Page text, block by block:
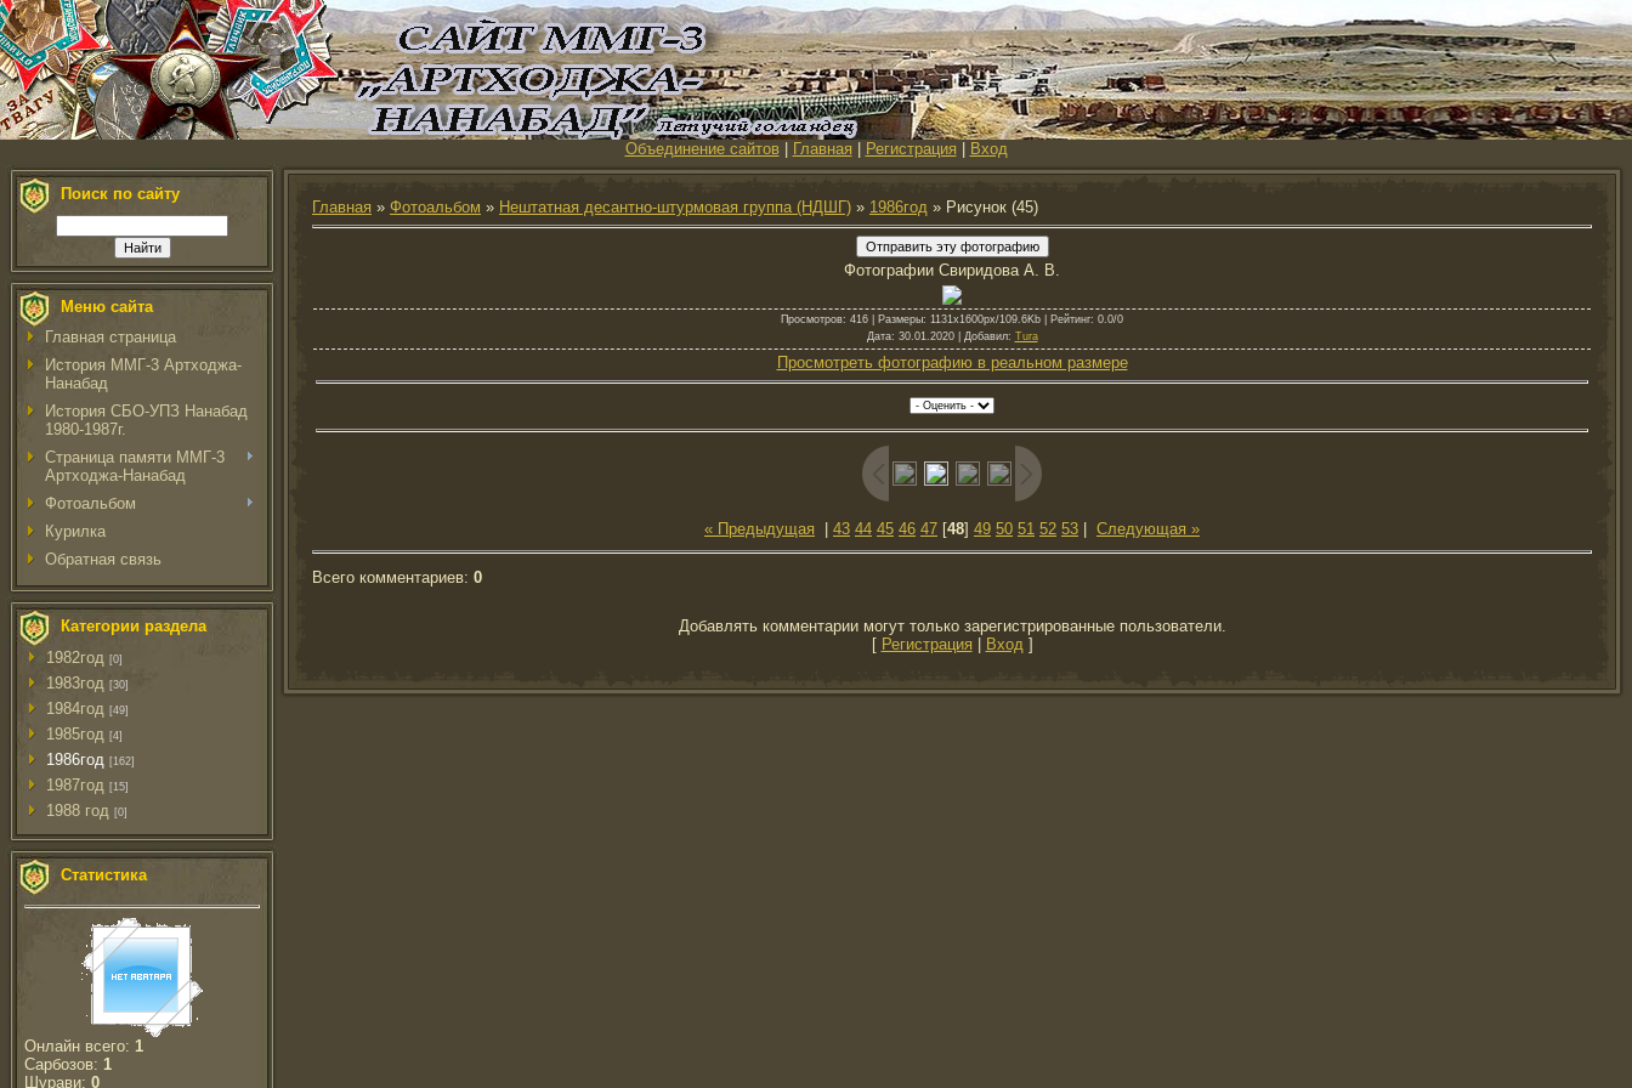
Объединение сайтов| Главная Регистрация Вход
Поиск по сайту
Меню сайта
Главная страница
История ММГ-3 Артходжа-
Нанабад
История СБО-УПЗ Нанабад
1980-1987г.
Страница памяти ММГ-3
Артходжа-Нанабад
Фотоальбом
Курилка
Обратная связь
Категории раздела
1982год [0]
1983год [30]
1984год [49]
1985год [4]
1986год [162]
1987год [15]
1988 год [0]
Статистика
Онлайн всего: 1
Сарбозов: 1
Шурави: 0
Главная » Фотоальбом » Нештатная десантно-штурмовая группа (НДШГ) » 1986год » Рисунок (45)
Фотографии Свиридова А. В.
Просмотров: 416 | Размеры: 1131x1600px/109.6Kb | Рейтинг: 0.0/0
Дата: 30.01.2020 | Добавил: Tura
Просмотреть фотографию в реальном размере
« Предыдущая 43 44 45 46 47 [48] 49 50 51 52 53 Следующая »
Всего комментариев: 0
Добавлять комментарии могут только зарегистрированные пользователи.
[ Регистрация | Вход ]